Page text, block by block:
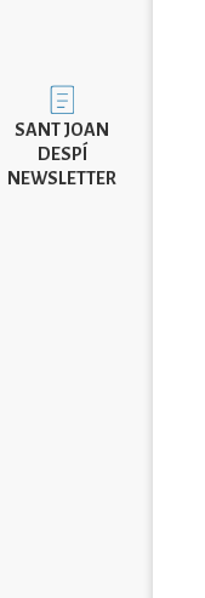
Imatge
SANT JOAN
DESPÍ
NEWSLETTER